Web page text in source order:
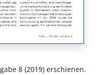
8 (2019) erschienen.